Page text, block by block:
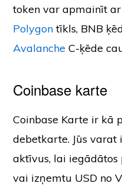
token var apmainīt
Polygontīkls, BNB
Avalanche C-ķēde
Coinbase karte
Coinbase Karte ir kā
debetkarte. Jūs
aktīvus, lai
vai izņemtu USD no